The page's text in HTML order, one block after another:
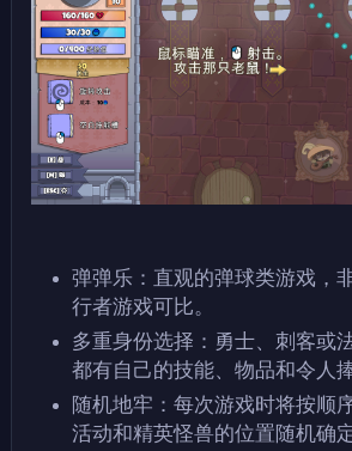
弹弹乐：直观的弹球类游戏，
行者游戏可比。
多重身份选择：勇士、刺客或
都有自己的技能、物品和令人
随机地牢：每次游戏时将按顺
活动和精英怪兽的位置随机确定